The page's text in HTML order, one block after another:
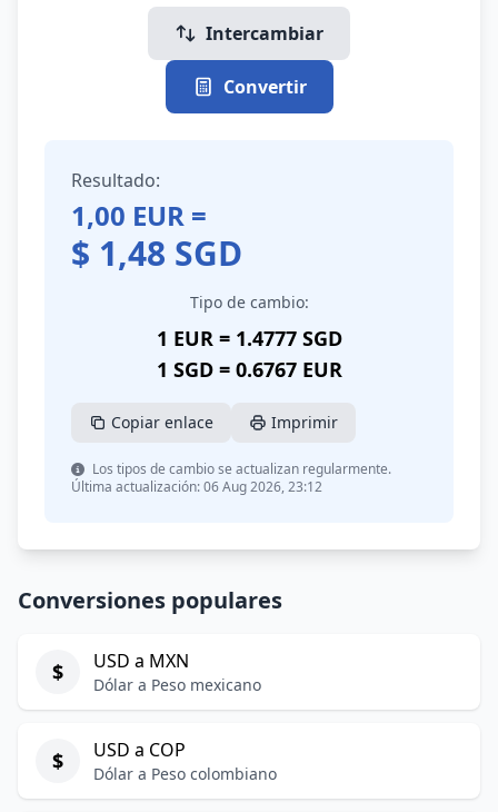
Intercambiar
Convertir
Resultado:
1,00 EUR =
$ 1,48 SGD
Tipo de cambio:
1 EUR = 1.4777 SGD
1 SGD = 0.6767 EUR
Copiar enlace Imprimir
Los tipos de cambio se actualizan regularmente.
Última actualización: 06 Aug 2026, 23:12
Conversiones populares
$ USD a MXN
Dólar a Peso mexicano
$ USD a COP
Dólar a Peso colombiano